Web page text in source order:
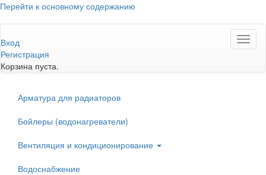
Перейти к основному содержанию
Вход
Регистрация
Корзина пуста.
Арматура для радиаторов
Бойлеры (водонагреватели)
Вентиляция и кондиционирование
Водоснабжение